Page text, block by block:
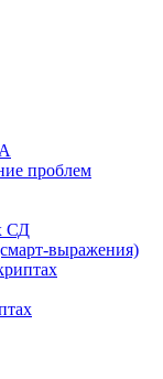
проблем
СД
выражения)